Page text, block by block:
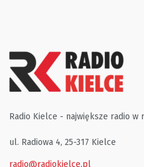
Radio Kielce - największe radio w
ul. Radiowa 4, 25-317 Kielce
radio@radiokielce.pl